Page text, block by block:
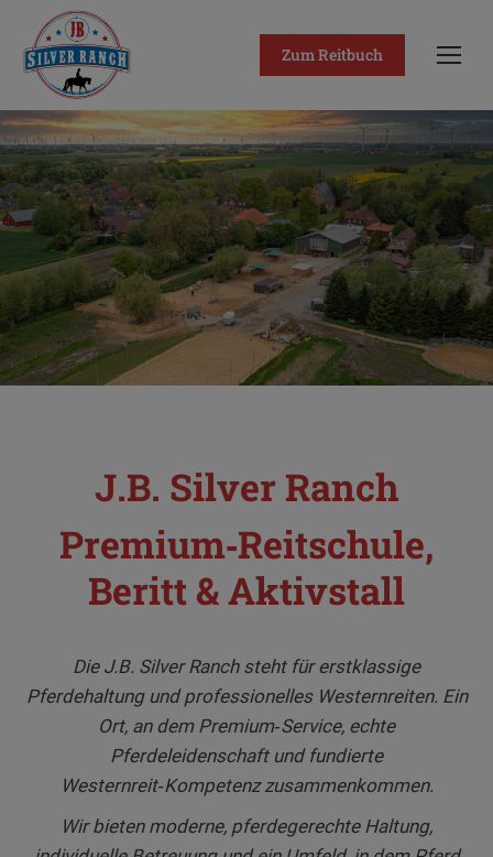
Zum Reitbuch
J.B. Silver Ranch
Premium‑Reitschule,
Beritt & Aktivstall
Die J.B. Silver Ranch steht für erstklassige
Pferdehaltung und professionelles Westernreiten. Ein
Ort, an dem Premium‑Service, echte
Pferdeleidenschaft und fundierte
Westernreit‑Kompetenz zusammenkommen.
Wir bieten moderne, pferdegerechte Haltung,